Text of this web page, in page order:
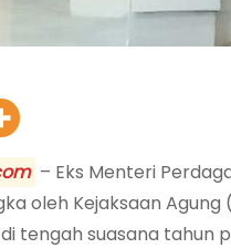
– Eks Menteri
oleh Kejaksaan
tengah suasana